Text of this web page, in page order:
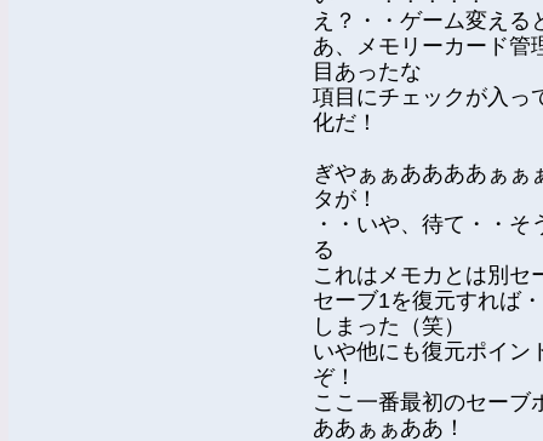
え？・・ゲーム変える
あ、メモリーカード管
目あったな
項目にチェックが入っ
化だ！
ぎやぁぁああああぁぁ
タが！
・・いや、待て・・
る
これはメモカとは別セ
セーブ1を復元すれば
しまった（笑）
いや他にも復元ポイン
ぞ！
ここ一番最初のセーブ
ああぁぁああ！